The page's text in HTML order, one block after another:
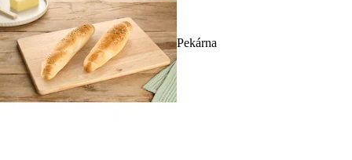
Pekárna